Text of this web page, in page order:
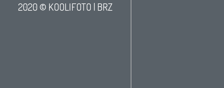
2020 © KOOLIFOTO | BRZ